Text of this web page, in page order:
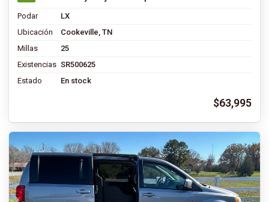
Podar
LX
Ubicación
Cookeville, TN
Millas
25
Existencias SR500625
Estado
En stock
$63,995